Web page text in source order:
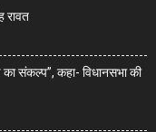
रावत
संकल्प”, कहा- विधानसभा की